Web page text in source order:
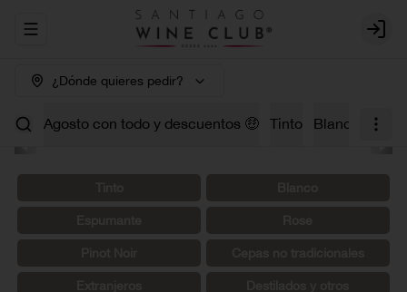
Abrir menu de navegación Login
¿Dónde quieres pedir?
Agosto con todo y descuentos 🤑 Tinto Blanco